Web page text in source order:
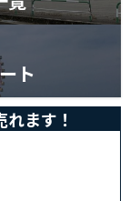
ト
ます！